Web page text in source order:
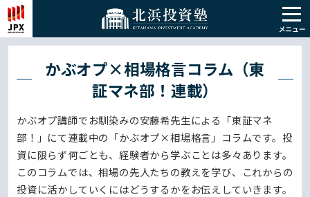
かぶオプ×相場格言コラム（東
証マネ部！連載）
かぶオプ講師でお馴染みの安藤希先生による「東証マネ
部！」にて連載中の「かぶオプ×相場格言」コラムです。投
資に限らず何ごとも、経験者から学ぶことは多々あります。
このコラムでは、相場の先人たちの教えを学び、これからの
投資に活かしていくにはどうするかをお伝えしていきます。